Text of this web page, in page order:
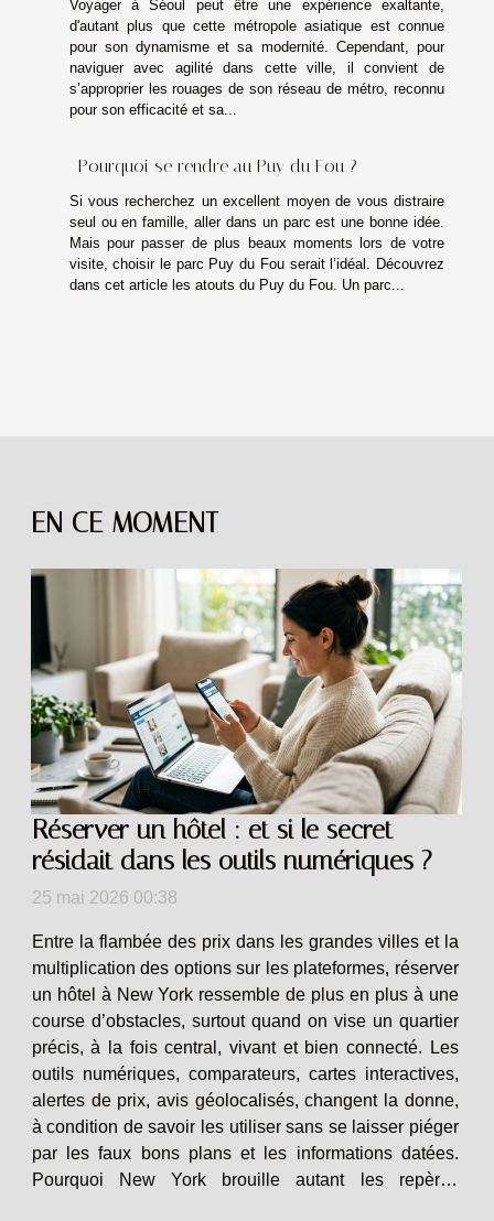
Voyager à Séoul peut être une expérience exaltante,
d'autant plus que cette métropole asiatique est connue
pour son dynamisme et sa modernité. Cependant, pour
naviguer avec agilité dans cette ville, il convient de
s’approprier les rouages de son réseau de métro, reconnu
pour son efficacité et sa...
Pourquoi se rendre au Puy du Fou ?
Si vous recherchez un excellent moyen de vous distraire
seul ou en famille, aller dans un parc est une bonne idée.
Mais pour passer de plus beaux moments lors de votre
visite, choisir le parc Puy du Fou serait l’idéal. Découvrez
dans cet article les atouts du Puy du Fou. Un parc...
EN CE MOMENT
Réserver un hôtel : et si le secret
résidait dans les outils numériques ?
25 mai 2026 00:38
Entre la flambée des prix dans les grandes villes et la
multiplication des options sur les plateformes, réserver
un hôtel à New York ressemble de plus en plus à une
course d’obstacles, surtout quand on vise un quartier
précis, à la fois central, vivant et bien connecté. Les
outils numériques, comparateurs, cartes interactives,
alertes de prix, avis géolocalisés, changent la donne,
à condition de savoir les utiliser sans se laisser piéger
par les faux bons plans et les informations datées.
Pourquoi New York brouille autant les repères